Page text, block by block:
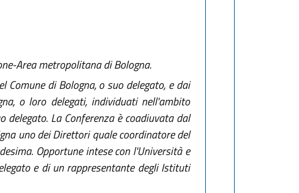
Area metropolitana di Bologna.
di Bologna, o suo delegato, e dai
o loro delegati, individuati nell'ambito
La Conferenza è coadiuvata dal
uno dei Direttori quale coordinatore del
Opportune intese con l'Università e
e di un rappresentante degli Istituti